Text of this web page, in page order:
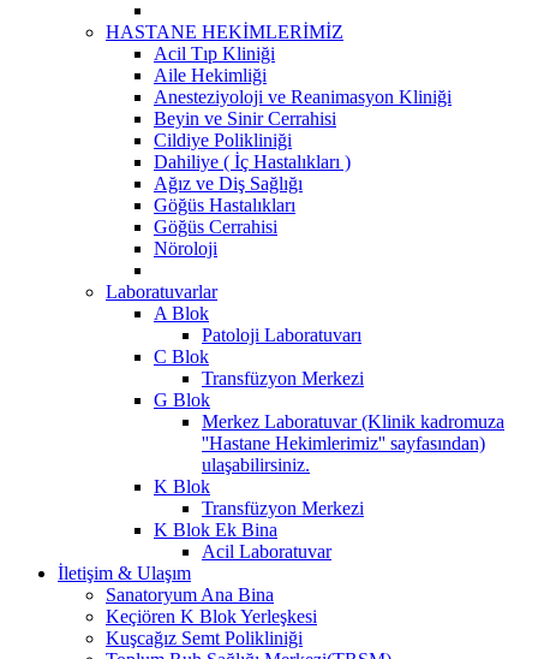
HASTANE HEKİMLERİMİZ
Acil Tıp Kliniği
Aile Hekimliği
Anesteziyoloji ve Reanimasyon Kliniği
Beyin ve Sinir Cerrahisi
Cildiye Polikliniği
Dahiliye ( İç Hastalıkları )
Ağız ve Diş Sağlığı
Göğüs Hastalıkları
Göğüs Cerrahisi
Nöroloji
Laboratuvarlar
A Blok
Patoloji Laboratuvarı
C Blok
Transfüzyon Merkezi
G Blok
Merkez Laboratuvar (Klinik kadromuza
''Hastane Hekimlerimiz'' sayfasından)
ulaşabilirsiniz.
K Blok
Transfüzyon Merkezi
K Blok Ek Bina
Acil Laboratuvar
İletişim & Ulaşım
Sanatoryum Ana Bina
Keçiören K Blok Yerleşkesi
Kuşcağız Semt Polikliniği